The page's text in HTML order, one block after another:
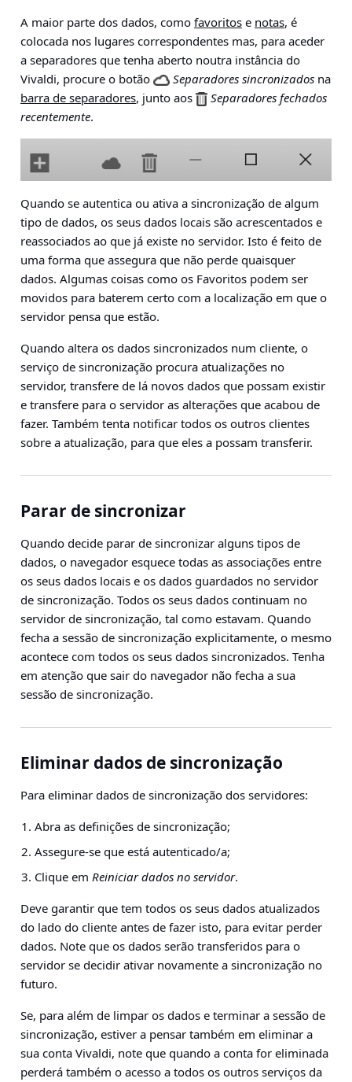
A maior parte dos dados, como favoritos e notas, é
colocada nos lugares correspondentes mas, para aceder
a separadores que tenha aberto noutra instância do
Vivaldi, procure o botão
Separadores sincronizados na
barra de separadores, junto aos
Separadores fechados
recentemente.
Quando se autentica ou ativa a sincronização de algum
tipo de dados, os seus dados locais são acrescentados e
reassociados ao que já existe no servidor. Isto é feito de
uma forma que assegura que não perde quaisquer
dados. Algumas coisas como os Favoritos podem ser
movidos para baterem certo com a localização em que o
servidor pensa que estão.
Quando altera os dados sincronizados num cliente, o
serviço de sincronização procura atualizações no
servidor, transfere de lá novos dados que possam existir
e transfere para o servidor as alterações que acabou de
fazer. Também tenta notificar todos os outros clientes
sobre a atualização, para que eles a possam transferir.
Parar de sincronizar
Quando decide parar de sincronizar alguns tipos de
dados, o navegador esquece todas as associações entre
os seus dados locais e os dados guardados no servidor
de sincronização. Todos os seus dados continuam no
servidor de sincronização, tal como estavam. Quando
fecha a sessão de sincronização explicitamente, o mesmo
acontece com todos os seus dados sincronizados. Tenha
em atenção que sair do navegador não fecha a sua
sessão de sincronização.
Eliminar dados de sincronização
Para eliminar dados de sincronização dos servidores:
Abra as definições de sincronização;
Assegure-se que está autenticado/a;
Clique em Reiniciar dados no servidor.
Deve garantir que tem todos os seus dados atualizados
do lado do cliente antes de fazer isto, para evitar perder
dados. Note que os dados serão transferidos para o
servidor se decidir ativar novamente a sincronização no
futuro.
Se, para além de limpar os dados e terminar a sessão de
sincronização, estiver a pensar também em eliminar a
sua conta Vivaldi, note que quando a conta for eliminada
perderá também o acesso a todos os outros serviços da